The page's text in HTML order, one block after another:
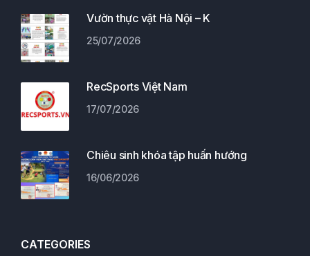
Vườn thực vật Hà Nội – K
25/07/2026
RecSports Việt Nam
17/07/2026
Chiêu sinh khóa tập huấn hướng
16/06/2026
CATEGORIES